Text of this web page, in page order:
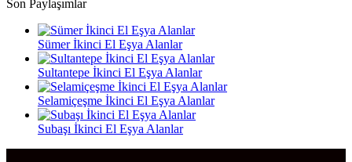
Son Paylaşımlar
Sümer İkinci El Eşya Alanlar
Sultantepe İkinci El Eşya Alanlar
Selamiçeşme İkinci El Eşya Alanlar
Subaşı İkinci El Eşya Alanlar